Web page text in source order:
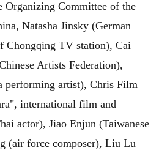
Organizing Committee of the
Natasha Jinsky (German
Chongqing TV station), Cai
Artists Federation),
performing artist), Chris Film
international film and
actor), Jiao Enjun (Taiwanese
(air force composer), Liu Lu